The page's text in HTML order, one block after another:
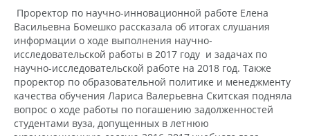
Проректор по научно-инновационной работе Елена
Васильевна Бомешко рассказала об итогах слушания
информации о ходе выполнения научно-
исследовательской работы в 2017 году и задачах по
научно-исследовательской работе на 2018 год. Также
проректор по образовательной политике и менеджменту
качества обучения Лариса Валерьевна Скитская подняла
вопрос о ходе работы по погашению задолженностей
студентами вуза, допущенных в летнюю